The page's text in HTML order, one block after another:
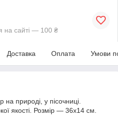
на сайті — 100 ₴
Доставка Оплата Умови
природі, у пісочниці.
якості. Розмір — 36х14 см.